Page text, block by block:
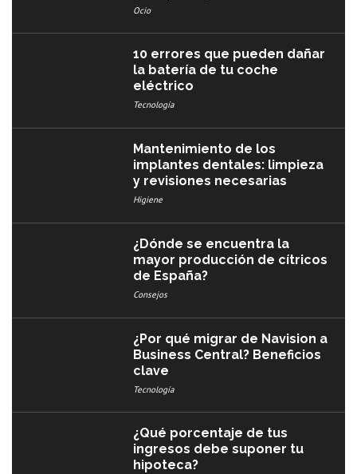
Ocio
10 errores que pueden dañar
la batería de tu coche
eléctrico
Tecnología
Mantenimiento de los
implantes dentales: limpieza
y revisiones necesarias
Higiene
¿Dónde se encuentra la
mayor producción de cítricos
de España?
Consejos
¿Por qué migrar de Navision a
Business Central? Beneficios
clave
Tecnología
¿Qué porcentaje de tus
ingresos debe suponer tu
hipoteca?